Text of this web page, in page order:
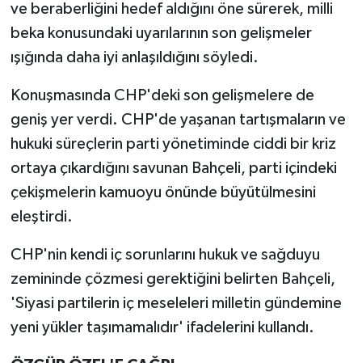
ve beraberliğini hedef aldığını öne sürerek, milli
beka konusundaki uyarılarının son gelişmeler
ışığında daha iyi anlaşıldığını söyledi.
Konuşmasında CHP'deki son gelişmelere de
geniş yer verdi. CHP'de yaşanan tartışmaların ve
hukuki süreçlerin parti yönetiminde ciddi bir kriz
ortaya çıkardığını savunan Bahçeli, parti içindeki
çekişmelerin kamuoyu önünde büyütülmesini
eleştirdi.
CHP'nin kendi iç sorunlarını hukuk ve sağduyu
zemininde çözmesi gerektiğini belirten Bahçeli,
'Siyasi partilerin iç meseleleri milletin gündemine
yeni yükler taşımamalıdır' ifadelerini kullandı.